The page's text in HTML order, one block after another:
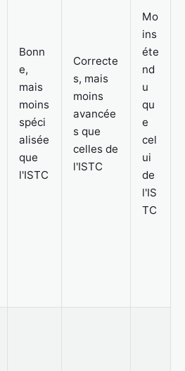
Bonn
e,
mais
moins
spéci
alisée
que
l'ISTC
Correcte
s, mais
moins
avancée
s que
celles de
l'ISTC
Mo
ins
éte
nd
u
qu
e
cel
ui
de
l'IS
TC